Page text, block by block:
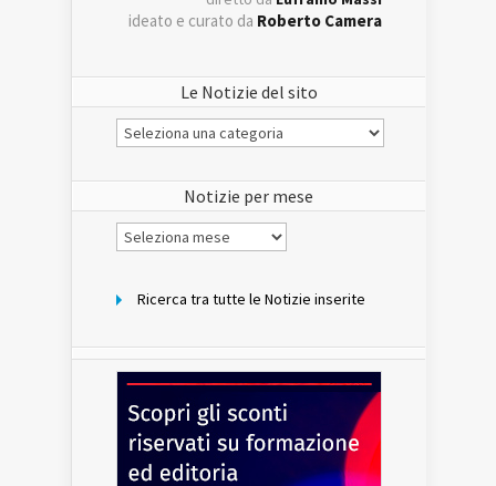
ideato e curato da Roberto Camera
Le Notizie del sito
Le
Notizie
Notizie per mese
Notizie
per
Ricerca tra tutte le Notizie inserite